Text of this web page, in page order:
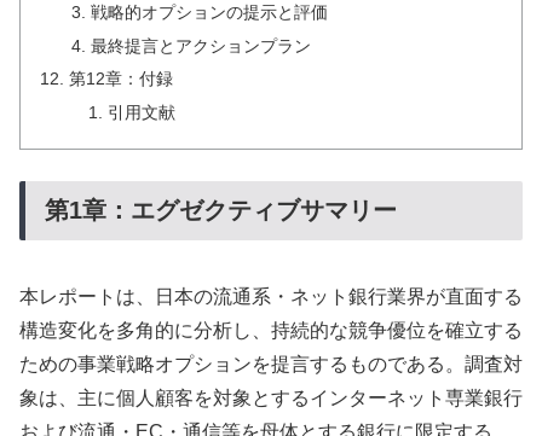
戦略的オプションの提示と評価
最終提言とアクションプラン
第12章：付録
引用文献
第1章：エグゼクティブサマリー
本レポートは、日本の流通系・ネット銀行業界が直面する
構造変化を多角的に分析し、持続的な競争優位を確立する
ための事業戦略オプションを提言するものである。調査対
象は、主に個人顧客を対象とするインターネット専業銀行
および流通・EC・通信等を母体とする銀行に限定する。